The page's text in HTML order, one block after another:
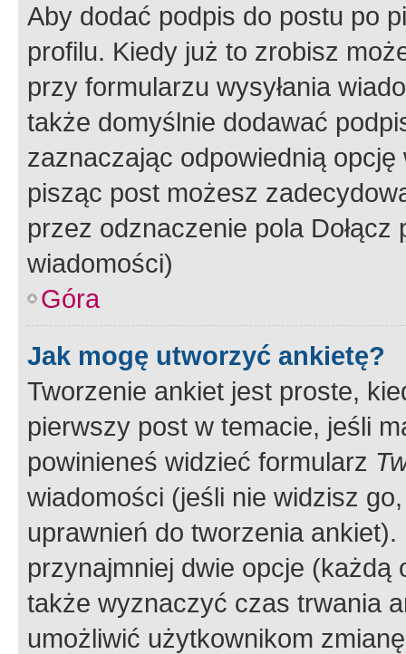
Aby dodać podpis do postu po
profilu. Kiedy już to zrobisz
przy formularzu wysyłania
także domyślnie dodawać
zaznaczając odpowiednią
pisząc post możesz
przez odznaczenie pola
wiadomości)
Góra
Jak mogę utworzyć ankietę?
Tworzenie ankiet jest proste,
pierwszy post w temacie, jeśli
powinieneś widzieć formularz
wiadomości (jeśli nie widzisz
uprawnień do tworzenia
przynajmniej dwie opcje
także wyznaczyć czas trwania
umożliwić użytkownikom